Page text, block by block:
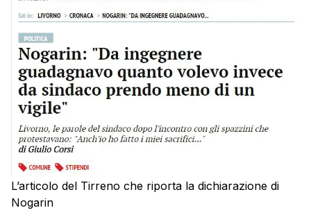
L’articolo del Tirreno che riporta la dichiarazione di
Nogarin